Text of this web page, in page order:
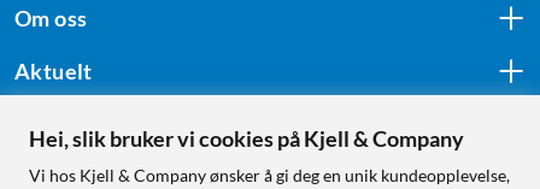
Om oss
Aktuelt
Følg oss
Hei, slik bruker vi cookies på Kjell & Company
Vi hos Kjell & Company ønsker å gi deg en unik kundeopplevelse,